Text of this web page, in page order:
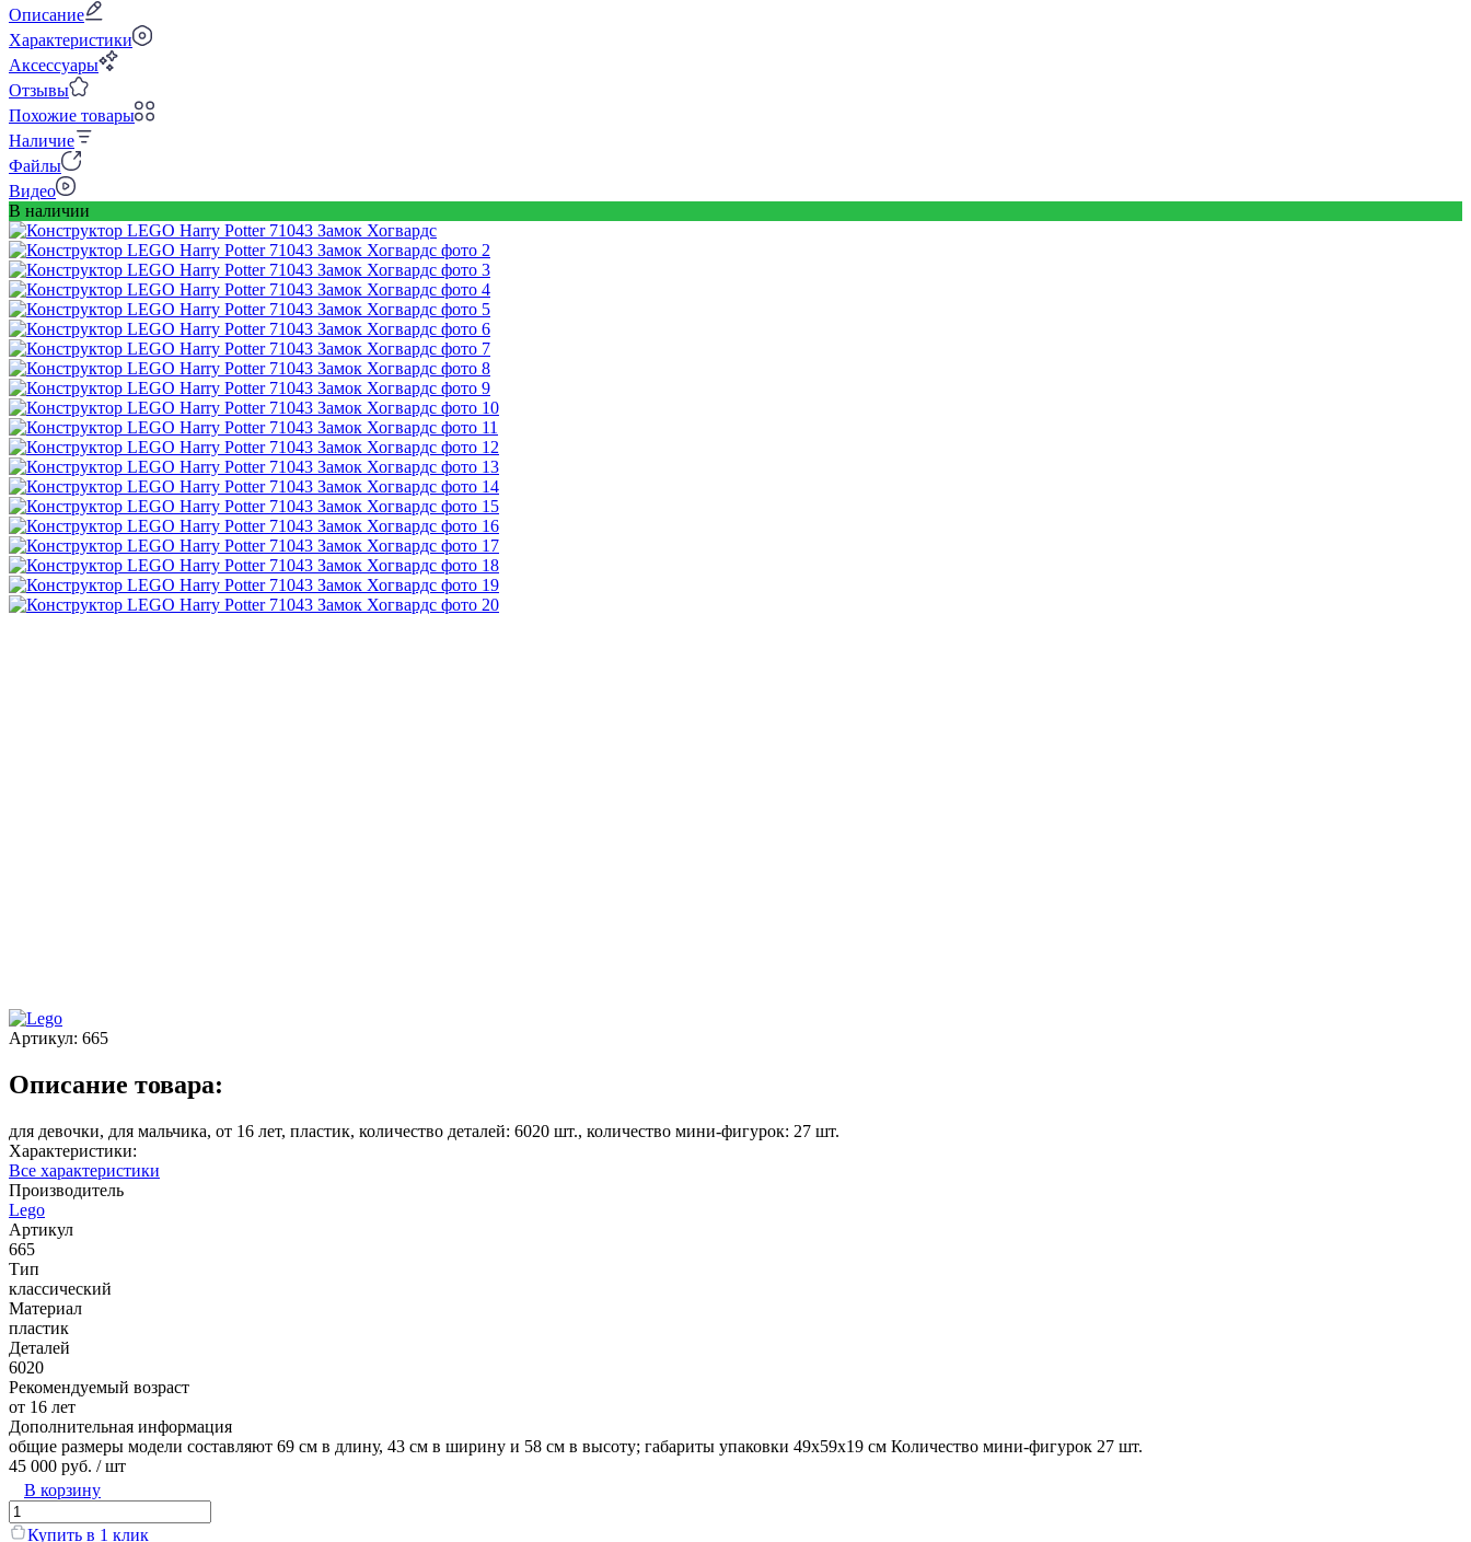
Описание
Характеристики
Аксессуары
Отзывы
Похожие товары
Наличие
Файлы
Видео
В наличии
Артикул: 665
Описание товара:
для девочки, для мальчика, от 16 лет, пластик, количество деталей: 6020 шт., количество мини-фигурок: 27 шт.
Характеристики:
Все характеристики
Производитель
Lego
Артикул
665
Тип
классический
Материал
пластик
Деталей
6020
Рекомендуемый возраст
от 16 лет
Дополнительная информация
общие размеры модели составляют 69 см в длину, 43 см в ширину и 58 см в высоту; габариты упаковки 49х59х19 см Количество мини-фигурок 27 шт.
45 000 руб. / шт
В корзину
Купить в 1 клик